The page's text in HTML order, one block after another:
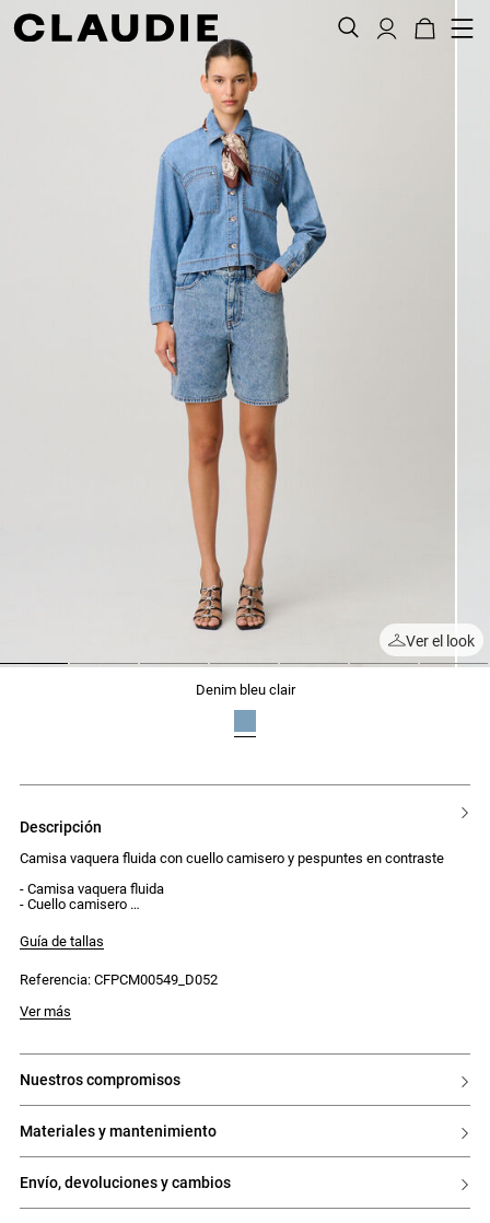
Ver el look
denim bleu clair
descripción
Camisa vaquera fluida con cuello camisero y pespuntes en contraste
- Camisa vaquera fluida
- Cuello camisero
- Tapeta de botones visible en la parte delantera con 5 botones plateados
- Mangas largas con cierre de 2 botones plateados en los puños
Guía de tallas
Referencia: CFPCM00549_D052
Ver más
nuestros compromisos
materiales y mantenimiento
envío, devoluciones y cambios